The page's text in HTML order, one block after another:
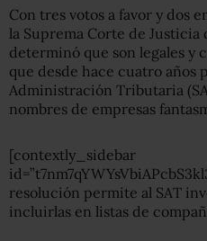
Con tres votos a favor y dos
la Suprema Corte de Justicia
determinó que son legales y
que desde hace cuatro años
Administración Tributaria
nombres de empresas
[contextly_sidebar
resolución permite al SAT
incluirlas en listas de